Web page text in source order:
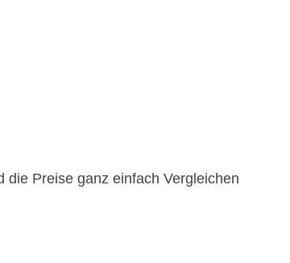
Preise ganz einfach Vergleichen